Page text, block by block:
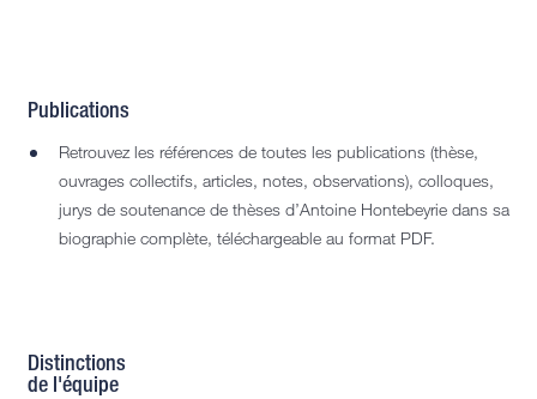
Publications
Retrouvez les références de toutes les publications (thèse,
ouvrages collectifs, articles, notes, observations), colloques,
jurys de soutenance de thèses d’Antoine Hontebeyrie dans sa
biographie complète, téléchargeable au format PDF.
Distinctions
de l'équipe